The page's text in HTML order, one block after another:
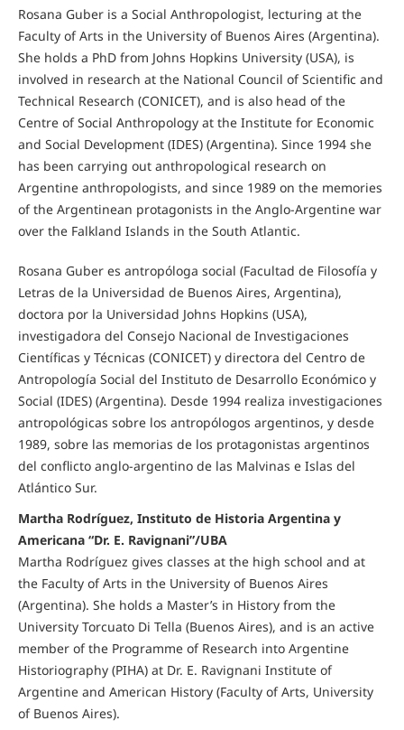
Rosana Guber is a Social Anthropologist, lecturing at the
Faculty of Arts in the University of Buenos Aires (Argentina).
She holds a PhD from Johns Hopkins University (USA), is
involved in research at the National Council of Scientific and
Technical Research (CONICET), and is also head of the
Centre of Social Anthropology at the Institute for Economic
and Social Development (IDES) (Argentina). Since 1994 she
has been carrying out anthropological research on
Argentine anthropologists, and since 1989 on the memories
of the Argentinean protagonists in the Anglo-Argentine war
over the Falkland Islands in the South Atlantic.
Rosana Guber es antropóloga social (Facultad de Filosofía y
Letras de la Universidad de Buenos Aires, Argentina),
doctora por la Universidad Johns Hopkins (USA),
investigadora del Consejo Nacional de Investigaciones
Científicas y Técnicas (CONICET) y directora del Centro de
Antropología Social del Instituto de Desarrollo Económico y
Social (IDES) (Argentina). Desde 1994 realiza investigaciones
antropológicas sobre los antropólogos argentinos, y desde
1989, sobre las memorias de los protagonistas argentinos
del conflicto anglo-argentino de las Malvinas e Islas del
Atlántico Sur.
Martha Rodríguez, Instituto de Historia Argentina y
Americana “Dr. E. Ravignani”/UBA
Martha Rodríguez gives classes at the high school and at
the Faculty of Arts in the University of Buenos Aires
(Argentina). She holds a Master’s in History from the
University Torcuato Di Tella (Buenos Aires), and is an active
member of the Programme of Research into Argentine
Historiography (PIHA) at Dr. E. Ravignani Institute of
Argentine and American History (Faculty of Arts, University
of Buenos Aires).